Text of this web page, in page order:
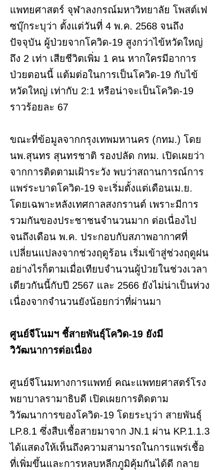
แพทยศาสตร์ จุฬาลงกรณ์มหาวิทยาลัย โพสต์เฟ
ซบุ๊กระบุว่า ตั้งแต่วันที่ 4 พ.ค. 2568 จนถึง
ปัจจุบัน ผู้ป่วยจากโควิด-19 สูงกว่าไข้หวัดใหญ่
ถึง 2 เท่า เสียชีวิตเพิ่ม 1 คน หากใครมีอาการ
ป่วยตอนนี้ แต้มต่อในการเป็นโควิด-19 กับไข้
หวัดใหญ่ เท่ากับ 2:1 หรือน่าจะเป็นโควิด-19
ราวร้อยละ 67
ขณะที่ข้อมูลจากกรุงเทพมหานคร (กทม.) โดย
นพ.สุนทร สุนทรชาติ รองปลัด กทม. เปิดเผยว่า
จากการติดตามเฝ้าระวัง พบว่าสถานการณ์การ
แพร่ระบาดโควิด-19 จะเริ่มตั้งแต่เดือนเม.ย.
โดยเฉพาะหลังเทศกาลสงกรานต์ เพราะมีการ
รวมกันของประชาชนจำนวนมาก ต่อเนื่องไป
จนถึงเดือน พ.ค. ประกอบกับสภาพอากาศที่
เปลี่ยนแปลงจากช่วงฤดูร้อน เริ่มเข้าสู่ช่วงฤดูฝน
อย่างไรก็ตามเมื่อเทียบจำนวนผู้ป่วยในช่วงเวลา
เดียวกันนี้กับปี 2567 และ 2566 ยังไม่น่าเป็นห่วง
เนื่องจากจำนวนยังน้อยกว่าที่ผ่านมา
ศูนย์จีโนมฯ ชี้สายพันธุ์โควิด-19 ยังมี
วิวัฒนาการต่อเนื่อง
ศูนย์จีโนมทางการแพทย์ คณะแพทยศาสตร์โรง
พยาบาลรามาธิบดี เปิดเผยการติดตาม
วิวัฒนาการของโควิด-19 โดยระบุว่า สายพันธุ์
LP.8.1 ซึ่งสืบเชื้อสายมาจาก JN.1 ผ่าน KP.1.1.3
ได้แสดงให้เห็นถึงความสามารถในการแพร่เชื้อ
ที่เพิ่มขึ้นและการหลบหลีกภูมิคุ้มกันได้ดี กลาย